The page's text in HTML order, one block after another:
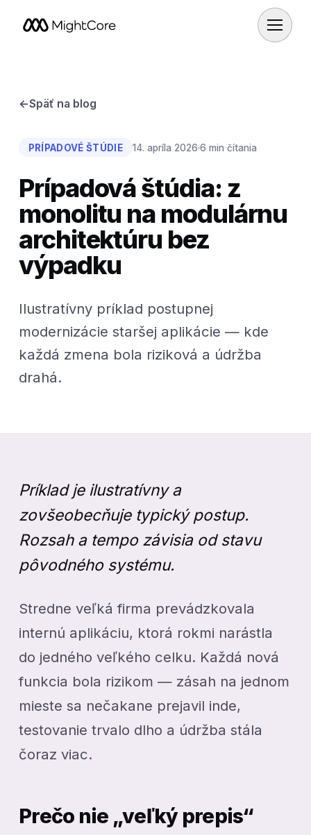
←Späť na blog
PRÍPADOVÉ ŠTÚDIE 14. apríla 2026·6 min čítania
Prípadová štúdia: z
monolitu na modulárnu
architektúru bez
výpadku
Ilustratívny príklad postupnej
modernizácie staršej aplikácie — kde
každá zmena bola riziková a údržba
drahá.
Príklad je ilustratívny a
zovšeobecňuje typický postup.
Rozsah a tempo závisia od stavu
pôvodného systému.
Stredne veľká firma prevádzkovala
internú aplikáciu, ktorá rokmi narástla
do jedného veľkého celku. Každá nová
funkcia bola rizikom — zásah na jednom
mieste sa nečakane prejavil inde,
testovanie trvalo dlho a údržba stála
čoraz viac.
Prečo nie „veľký prepis“